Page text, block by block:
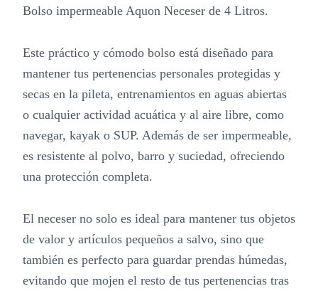
Bolso impermeable Aquon Neceser de 4 Litros.
Este práctico y cómodo bolso está diseñado para
mantener tus pertenencias personales protegidas y
secas en la pileta, entrenamientos en aguas abiertas
o cualquier actividad acuática y al aire libre, como
navegar, kayak o SUP. Además de ser impermeable,
es resistente al polvo, barro y suciedad, ofreciendo
una protección completa.
El neceser no solo es ideal para mantener tus objetos
de valor y artículos pequeños a salvo, sino que
también es perfecto para guardar prendas húmedas,
evitando que mojen el resto de tus pertenencias tras